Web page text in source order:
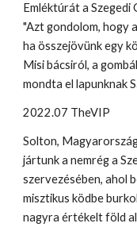
Emléktúrát a Szegedi
"Azt gondolom, hogy
ha összejövünk egy
Misi bácsiról, a
mondta el lapunknak
2022.07 TheVIP
Solton,
jártunk a nemrég a
szervezésében, ahol
misztikus ködbe
nagyra értékelt föld